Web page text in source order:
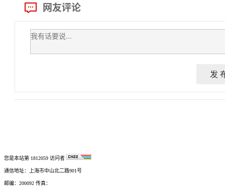
网友评论
发
您是本站第 1812059 访问者
通信地址：上海市中山北二路901号
邮编：200092 传真：